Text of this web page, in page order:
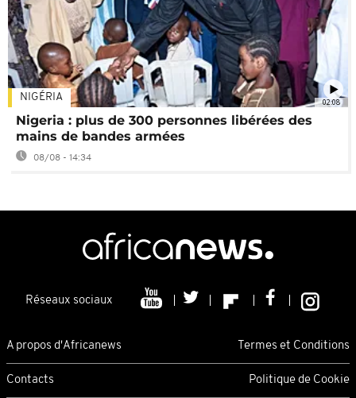
02:08
NIGÉRIA
Nigeria : plus de 300 personnes libérées des
mains de bandes armées
08/08 - 14:34
Réseaux sociaux
A propos d'Africanews Termes et Conditions
Contacts Politique de Cookie